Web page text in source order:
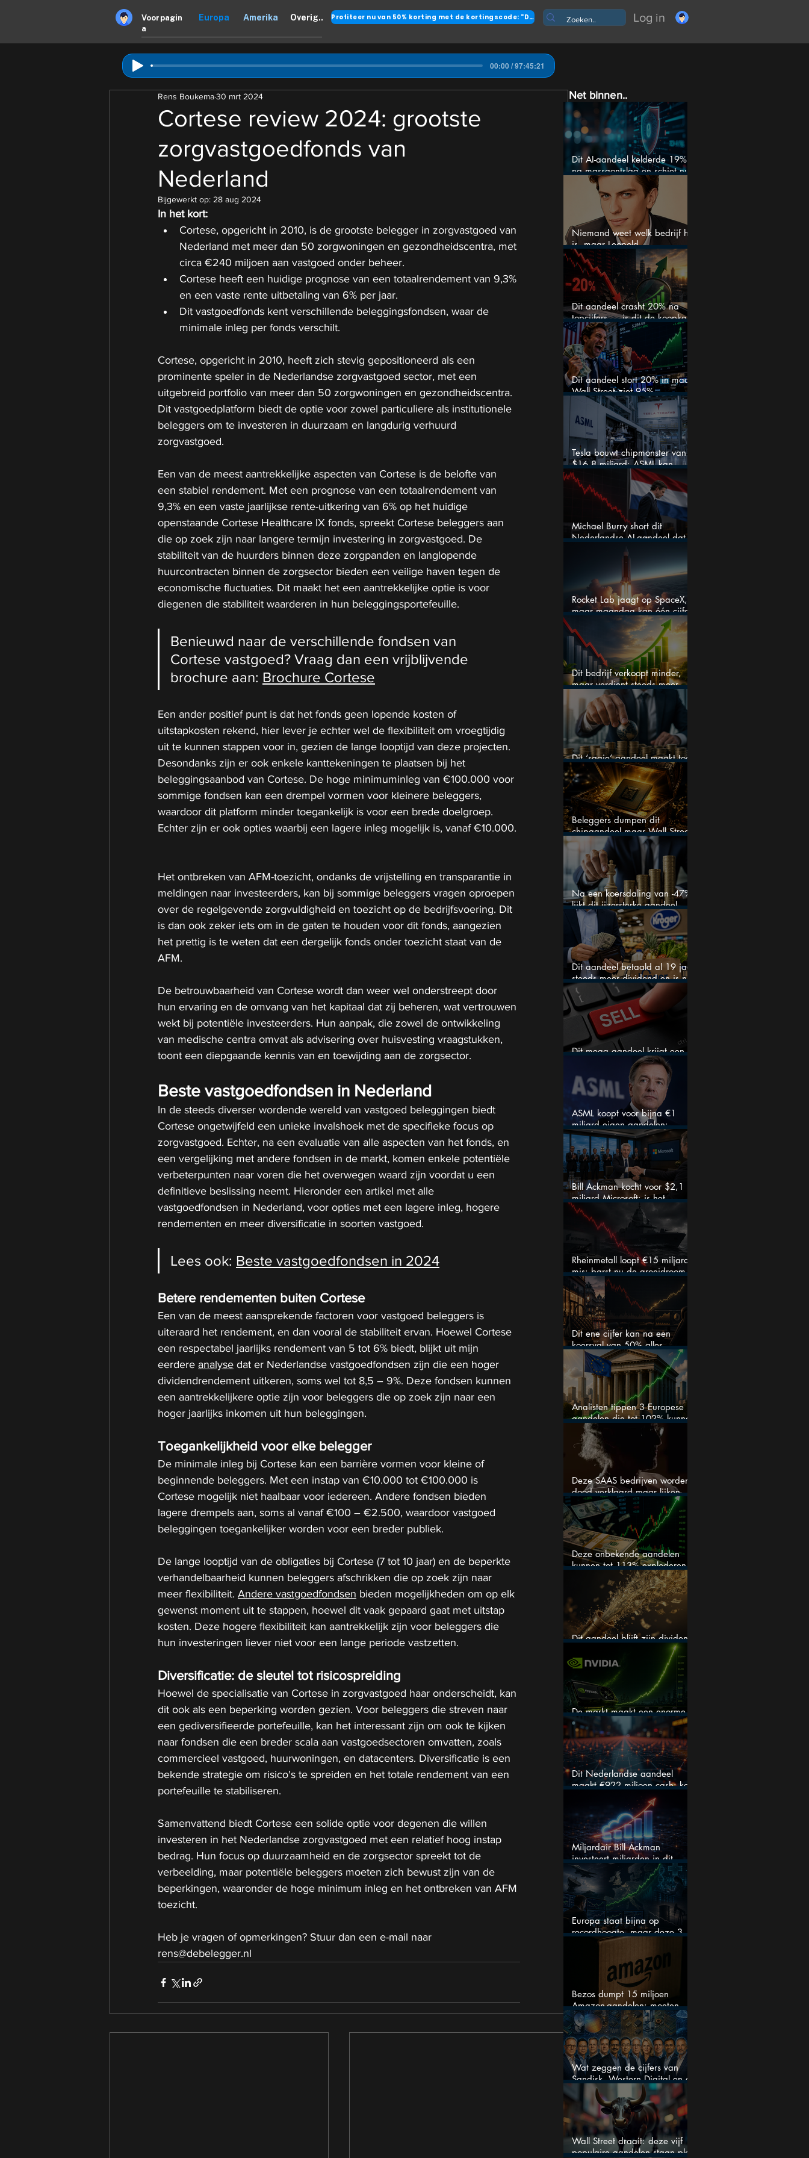
Voorpagin
a
Europa Amerika Overig.. Profiteer nu van 50% korting met de kortingscode: "DANK" Log in
00:00 / 97:45:21
Cortese review 2024: grootste
zorgvastgoedfonds van
Nederland
Rens Boukema30 mrt 2024
Bijgewerkt op: 28 aug 2024
In het kort:
Cortese, opgericht in 2010, is de grootste belegger in zorgvastgoed van
Nederland met meer dan 50 zorgwoningen en gezondheidscentra, met
circa €240 miljoen aan vastgoed onder beheer.
Cortese heeft een huidige prognose van een totaalrendement van 9,3%
en een vaste rente uitbetaling van 6% per jaar.
Dit vastgoedfonds kent verschillende beleggingsfondsen, waar de
minimale inleg per fonds verschilt.
Cortese, opgericht in 2010, heeft zich stevig gepositioneerd als een
prominente speler in de Nederlandse zorgvastgoed sector, met een
uitgebreid portfolio van meer dan 50 zorgwoningen en gezondheidscentra.
Dit vastgoedplatform biedt de optie voor zowel particuliere als institutionele
beleggers om te investeren in duurzaam en langdurig verhuurd
zorgvastgoed.
Een van de meest aantrekkelijke aspecten van Cortese is de belofte van
een stabiel rendement. Met een prognose van een totaalrendement van
9,3% en een vaste jaarlijkse rente-uitkering van 6% op het huidige
openstaande Cortese Healthcare IX fonds, spreekt Cortese beleggers aan
die op zoek zijn naar langere termijn investering in zorgvastgoed. De
stabiliteit van de huurders binnen deze zorgpanden en langlopende
huurcontracten binnen de zorgsector bieden een veilige haven tegen de
economische fluctuaties. Dit maakt het een aantrekkelijke optie is voor
diegenen die stabiliteit waarderen in hun beleggingsportefeuille.
Benieuwd naar de verschillende fondsen van
Cortese vastgoed? Vraag dan een vrijblijvende
brochure aan: Brochure Cortese
Een ander positief punt is dat het fonds geen lopende kosten of
uitstapkosten rekend, hier lever je echter wel de flexibiliteit om vroegtijdig
uit te kunnen stappen voor in, gezien de lange looptijd van deze projecten.
Desondanks zijn er ook enkele kanttekeningen te plaatsen bij het
beleggingsaanbod van Cortese. De hoge minimuminleg van €100.000 voor
sommige fondsen kan een drempel vormen voor kleinere beleggers,
waardoor dit platform minder toegankelijk is voor een brede doelgroep.
Echter zijn er ook opties waarbij een lagere inleg mogelijk is, vanaf €10.000.
Het ontbreken van AFM-toezicht, ondanks de vrijstelling en transparantie in
meldingen naar investeerders, kan bij sommige beleggers vragen oproepen
over de regelgevende zorgvuldigheid en toezicht op de bedrijfsvoering. Dit
is dan ook zeker iets om in de gaten te houden voor dit fonds, aangezien
het prettig is te weten dat een dergelijk fonds onder toezicht staat van de
AFM.
De betrouwbaarheid van Cortese wordt dan weer wel onderstreept door
hun ervaring en de omvang van het kapitaal dat zij beheren, wat vertrouwen
wekt bij potentiële investeerders. Hun aanpak, die zowel de ontwikkeling
van medische centra omvat als advisering over huisvesting vraagstukken,
toont een diepgaande kennis van en toewijding aan de zorgsector.
Beste vastgoedfondsen in Nederland
In de steeds diverser wordende wereld van vastgoed beleggingen biedt
Cortese ongetwijfeld een unieke invalshoek met de specifieke focus op
zorgvastgoed. Echter, na een evaluatie van alle aspecten van het fonds, en
een vergelijking met andere fondsen in de markt, komen enkele potentiële
verbeterpunten naar voren die het overwegen waard zijn voordat u een
definitieve beslissing neemt. Hieronder een artikel met alle
vastgoedfondsen in Nederland, voor opties met een lagere inleg, hogere
rendementen en meer diversificatie in soorten vastgoed.
Lees ook: Beste vastgoedfondsen in 2024
Betere rendementen buiten Cortese
Een van de meest aansprekende factoren voor vastgoed beleggers is
uiteraard het rendement, en dan vooral de stabiliteit ervan. Hoewel Cortese
een respectabel jaarlijks rendement van 5 tot 6% biedt, blijkt uit mijn
eerdere analyse dat er Nederlandse vastgoedfondsen zijn die een hoger
dividendrendement uitkeren, soms wel tot 8,5 – 9%. Deze fondsen kunnen
een aantrekkelijkere optie zijn voor beleggers die op zoek zijn naar een
hoger jaarlijks inkomen uit hun beleggingen.
Toegankelijkheid voor elke belegger
De minimale inleg bij Cortese kan een barrière vormen voor kleine of
beginnende beleggers. Met een instap van €10.000 tot €100.000 is
Cortese mogelijk niet haalbaar voor iedereen. Andere fondsen bieden
lagere drempels aan, soms al vanaf €100 – €2.500, waardoor vastgoed
beleggingen toegankelijker worden voor een breder publiek.
De lange looptijd van de obligaties bij Cortese (7 tot 10 jaar) en de beperkte
verhandelbaarheid kunnen beleggers afschrikken die op zoek zijn naar
meer flexibiliteit. Andere vastgoedfondsen bieden mogelijkheden om op elk
gewenst moment uit te stappen, hoewel dit vaak gepaard gaat met uitstap
kosten. Deze hogere flexibiliteit kan aantrekkelijk zijn voor beleggers die
hun investeringen liever niet voor een lange periode vastzetten.
Diversificatie: de sleutel tot risicospreiding
Hoewel de specialisatie van Cortese in zorgvastgoed haar onderscheidt, kan
dit ook als een beperking worden gezien. Voor beleggers die streven naar
een gediversifieerde portefeuille, kan het interessant zijn om ook te kijken
naar fondsen die een breder scala aan vastgoedsectoren omvatten, zoals
commercieel vastgoed, huurwoningen, en datacenters. Diversificatie is een
bekende strategie om risico's te spreiden en het totale rendement van een
portefeuille te stabiliseren.
Samenvattend biedt Cortese een solide optie voor degenen die willen
investeren in het Nederlandse zorgvastgoed met een relatief hoog instap
bedrag. Hun focus op duurzaamheid en de zorgsector spreekt tot de
verbeelding, maar potentiële beleggers moeten zich bewust zijn van de
beperkingen, waaronder de hoge minimum inleg en het ontbreken van AFM
toezicht.
Heb je vragen of opmerkingen? Stuur dan een e-mail naar
rens@debelegger.nl
Net binnen..
Dit AI-aandeel kelderde 19%
na massaontslag en schiet nu
15% omhoog
Niemand weet welk bedrijf het
is, maar Leopold
Aschenbrenner zet er nu $500
miljoen op
Dit aandeel crasht 20% na
topcijfers — is dit de koopkans
waar beleggers op wachtten?
Dit aandeel stort 20% in maar
Wall Street ziet 95%
koerspotentieel
Tesla bouwt chipmonster van
$16,8 miljard: ASML kan
grote winnaar worden
Michael Burry short dit
Nederlandse AI-aandeel dat
maar liefst 684% groeit
Rocket Lab jaagt op SpaceX,
maar maandag kan één cijfer
de droom doorprikken?
Dit bedrijf verkoopt minder,
maar verdient steeds meer —
hoe lang kan dit sprookje
doorgaan?
Dit ‘saaie’ aandeel maakt toch
bizar veel winst
Beleggers dumpen dit
chipaandeel maar Wall Street
ziet een zeldzame koopkans
Na een koersdaling van -47%
lijkt dit ijzersterke aandeel
aantrekkelijker dan ooit
Dit aandeel betaald al 19 jaar
steeds meer dividend en is nu
goedkoop
Dit mega aandeel krijgt een
zeldzaam verkoopadvies
ASML koopt voor bijna €1
miljard eigen aandelen:
slimme zet of dure timing?
Bill Ackman kocht voor $2,1
miljard Microsoft: is het
aandeel na de koerssprong
nog aantrekkelijk?
Rheinmetall loopt €15 miljard
mis: barst nu de groeidroom
van het defensiebedrijf?
Dit ene cijfer kan na een
koersval van 50% alles
veranderen
Analisten tippen 3 Europese
aandelen die tot 102% kunnen
stijgen
Deze SAAS bedrijven worden
dood verklaard maar lijken
springlevend
Deze onbekende aandelen
kunnen tot 113% exploderen
(één springt eruit)
Dit aandeel blijft zijn dividend
verhogen, wat er ook gebeurt
De markt maakt een enorme
fout bij Nvidia
Dit Nederlandse aandeel
maakt €922 miljoen cash: kan
dit dividendaandeel blijven
Miljardair Bill Ackman
investeert miljarden in dit
techaandeel
Europa staat bijna op
recordhoogte, maar deze 3
sectoren vallen nu op
Bezos dumpt 15 miljoen
Amazon-aandelen: moeten
beleggers zich zorgen maken?
Wat zeggen de cijfers van
Sandisk, Western Digital en de
AI-Infrastructuur aandelen mij
werkelijk
Wall Street draait: deze vijf
populaire aandelen staan plots